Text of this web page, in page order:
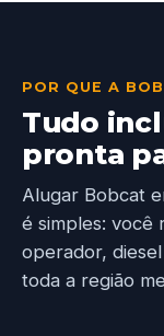
POR QUE A
Tudo
pronta
Alugar Bobcat
é simples: você
operador,
toda a região